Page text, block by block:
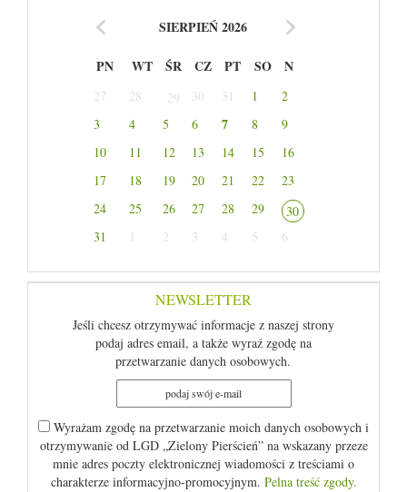
SIERPIEŃ 2026
PN WT ŚR CZ PT SO N
27 28 29 30 31 1
2
3
4 5 6 7 8
9
10
11 12 13 14 15
16
17
18 19 20 21 22
23
24
25 26 27 28 29
30
31
1 2 3 4 5 6
NEWSLETTER
Jeśli chcesz otrzymywać informacje z naszej strony
podaj adres email, a także wyraź zgodę na
przetwarzanie danych osobowych.
Wyrażam zgodę na przetwarzanie moich danych osobowych i
otrzymywanie od LGD „Zielony Pierścień” na wskazany przeze
mnie adres poczty elektronicznej wiadomości z treściami o
charakterze informacyjno-promocyjnym. Pelna treść zgody.